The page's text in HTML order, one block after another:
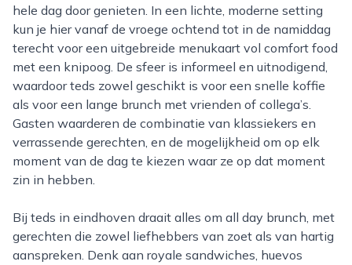
hele dag door genieten. In een lichte, moderne setting
kun je hier vanaf de vroege ochtend tot in de namiddag
terecht voor een uitgebreide menukaart vol comfort food
met een knipoog. De sfeer is informeel en uitnodigend,
waardoor teds zowel geschikt is voor een snelle koffie
als voor een lange brunch met vrienden of collega’s.
Gasten waarderen de combinatie van klassiekers en
verrassende gerechten, en de mogelijkheid om op elk
moment van de dag te kiezen waar ze op dat moment
zin in hebben.
Bij teds in eindhoven draait alles om all day brunch, met
gerechten die zowel liefhebbers van zoet als van hartig
aanspreken. Denk aan royale sandwiches, huevos